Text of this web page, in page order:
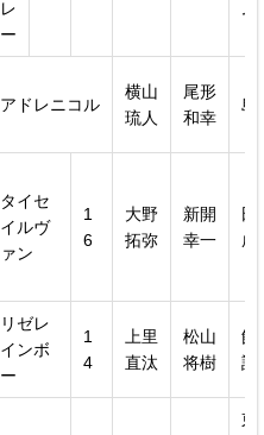
レ
ー
ム
アドレニコル
横山
琉人
尾形
和幸
島
タイセ
イルヴ
ァン
1
6
大野
拓弥
新開
幸一
田
成
リゼレ
インボ
ー
1
4
上里
直汰
松山
将樹
飯
訓
東